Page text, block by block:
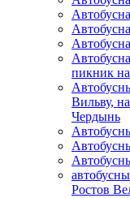
пикник
Вильву,
Чердынь
Ростов